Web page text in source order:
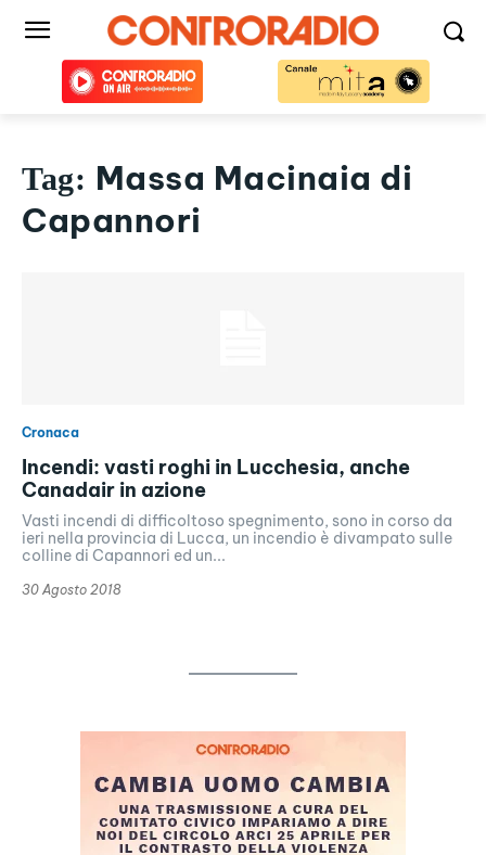
Tag: Massa Macinaia di
Capannori
Cronaca
Incendi: vasti roghi in Lucchesia, anche
Canadair in azione
Vasti incendi di difficoltoso spegnimento, sono in corso da
ieri nella provincia di Lucca, un incendio è divampato sulle
colline di Capannori ed un...
30 Agosto 2018